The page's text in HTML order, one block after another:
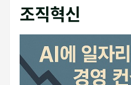
조직혁신